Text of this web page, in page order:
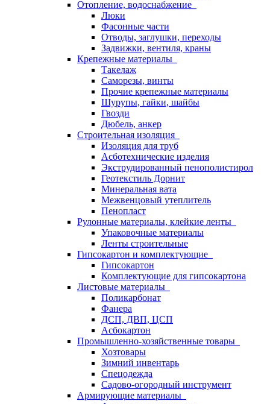
Отопление, водоснабжение
Люки
Фасонные части
Отводы, заглушки, переходы
Задвижки, вентиля, краны
Крепежные материалы
Такелаж
Саморезы, винты
Прочие крепежные материалы
Шурупы, гайки, шайбы
Гвозди
Дюбель, анкер
Строительная изоляция
Изоляция для труб
Асботехнические изделия
Экструдированный пенополистирол
Геотекстиль Дорнит
Минеральная вата
Межвенцовый утеплитель
Пенопласт
Рулонные материалы, клейкие ленты
Упаковочные материалы
Ленты строительные
Гипсокартон и комплектующие
Гипсокартон
Комплектующие для гипсокартона
Листовые материалы
Поликарбонат
Фанера
ДСП, ДВП, ЦСП
Асбокартон
Промышленно-хозяйственные товары
Хозтовары
Зимний инвентарь
Спецодежда
Садово-огородный инструмент
Армирующие материалы